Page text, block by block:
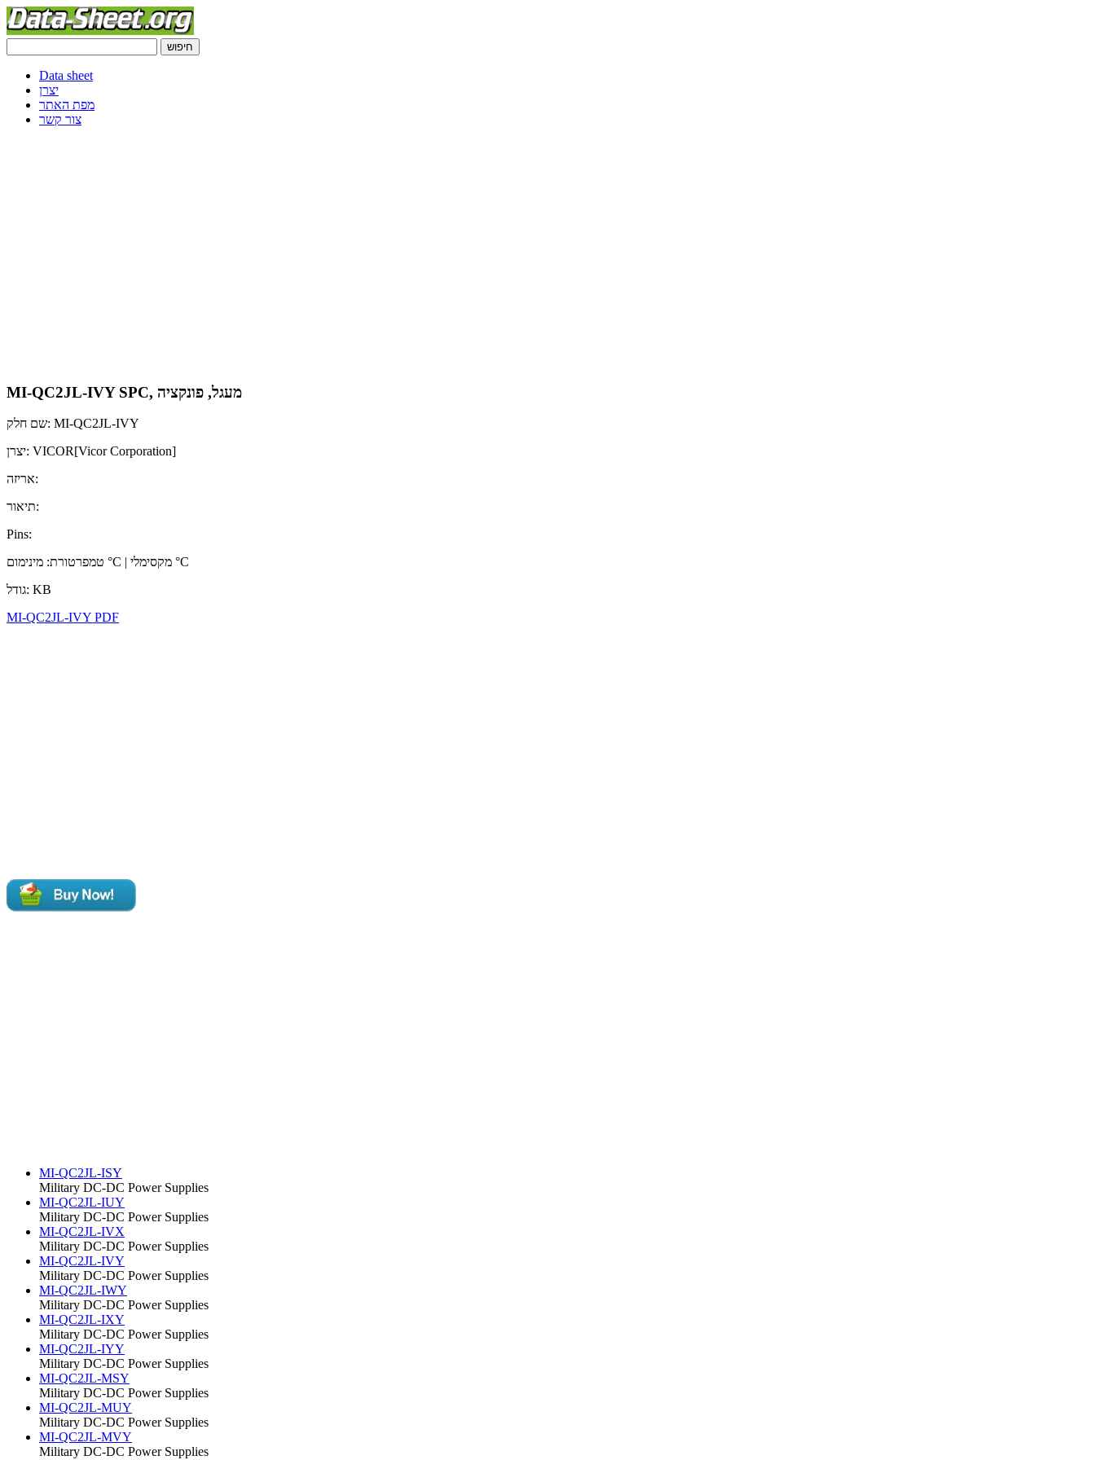
Data sheet
יצרן
מפת האתר
צור קשר
MI-QC2JL-IVY SPC, מעגל, פונקציה
שם חלק: MI-QC2JL-IVY
יצרן: VICOR[Vicor Corporation]
אריזה:
תיאור:
Pins:
טמפרטורת: מינימום °C | מקסימלי °C
גודל: KB
MI-QC2JL-IVY PDF
MI-QC2JL-ISY
Military DC-DC Power Supplies
MI-QC2JL-IUY
Military DC-DC Power Supplies
MI-QC2JL-IVX
Military DC-DC Power Supplies
MI-QC2JL-IVY
Military DC-DC Power Supplies
MI-QC2JL-IWY
Military DC-DC Power Supplies
MI-QC2JL-IXY
Military DC-DC Power Supplies
MI-QC2JL-IYY
Military DC-DC Power Supplies
MI-QC2JL-MSY
Military DC-DC Power Supplies
MI-QC2JL-MUY
Military DC-DC Power Supplies
MI-QC2JL-MVY
Military DC-DC Power Supplies